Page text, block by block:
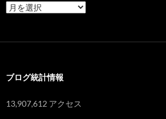
ア
ー
ブログ統計情報
13,907,612 アクセス